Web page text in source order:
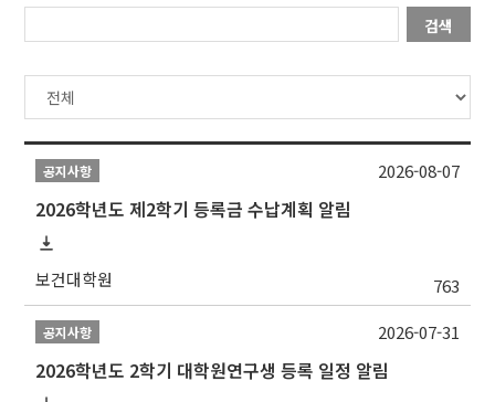
검색
공지사항
2026학년도 제2학기 등록금 수납계획 알림
보건대학원 763
2026-08-07
공지사항
2026학년도 2학기 대학원연구생 등록 일정 알림
2026-07-31